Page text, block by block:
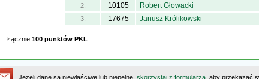
2.
10105 Robert Głowacki
3.
17675 Janusz Królikowski
Łącznie 100 punktów PKL
Jeżeli dane są niewłaściwe lub niepełne, skorzystaj z formularza , aby przekazać